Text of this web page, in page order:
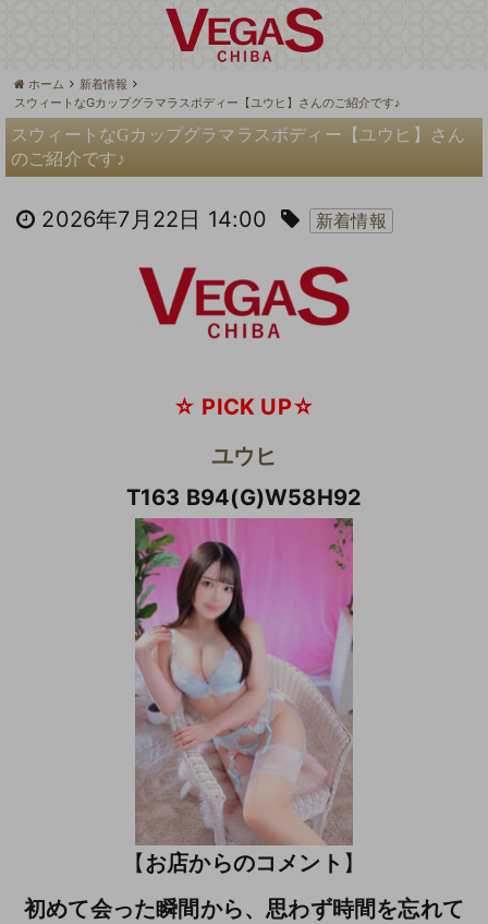
ホーム
新着情報
スウィートなGカップグラマラスボディー【ユウヒ】さんのご紹介です♪
スウィートなGカップグラマラスボディー【ユウヒ】さん
のご紹介です♪
2026年7月22日 14:00 新着情報
☆ PICK UP☆
ユウヒ
T163 B94(G)W58H92
【お店からのコメント 】
初めて会った瞬間から、思わず時間を忘れて